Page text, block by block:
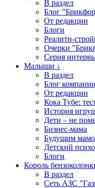
В раздел
Блог
От редакции
Блоги
Реалити-
Очерки
Серия
Малыши ↓
В раздел
Блог
От редакции
Кока Тубе:
История
Дети – не
Бизнес-мама
Будущим
Детский
Блоги
Король
В раздел
Сеть АЗС